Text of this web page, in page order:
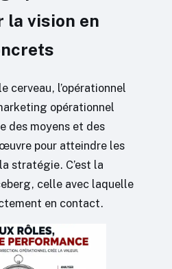
vision en
cerveau, l’opérationnel
opérationnel
des moyens et des
pour atteindre les
stratégie. C’est la
celle avec laquelle
en contact.